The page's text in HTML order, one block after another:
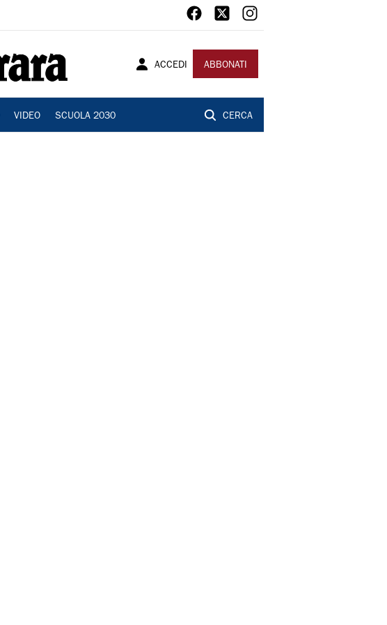
ACCEDI ABBONATI
VIDEO SCUOLA 2030 CERCA